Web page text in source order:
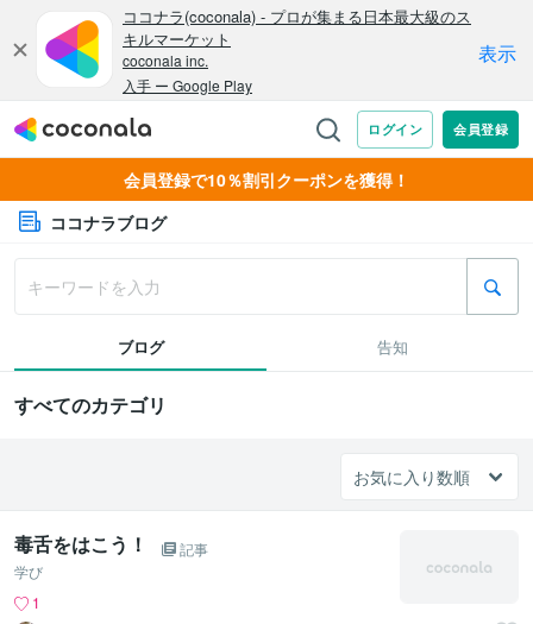
会員登録で10％割引クーポンを獲得！
ココナラブログ
ブログ 告知
すべてのカテゴリ
毒舌をはこう！
記事
学び
1